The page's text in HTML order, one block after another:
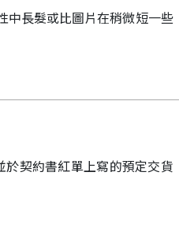
中長髮或比圖片在稍微短一些